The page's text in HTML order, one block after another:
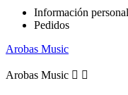
Información personal
Pedidos
Arobas Music
Arobas Music  